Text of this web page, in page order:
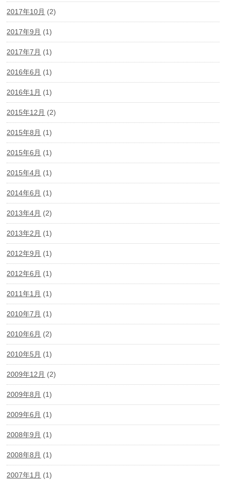
2017年10月 (2)
2017年9月 (1)
2017年7月 (1)
2016年6月 (1)
2016年1月 (1)
2015年12月 (2)
2015年8月 (1)
2015年6月 (1)
2015年4月 (1)
2014年6月 (1)
2013年4月 (2)
2013年2月 (1)
2012年9月 (1)
2012年6月 (1)
2011年1月 (1)
2010年7月 (1)
2010年6月 (2)
2010年5月 (1)
2009年12月 (2)
2009年8月 (1)
2009年6月 (1)
2008年9月 (1)
2008年8月 (1)
2007年1月 (1)